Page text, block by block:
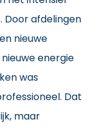
afdelingen
nieuwe
energie
was
Dat
maar